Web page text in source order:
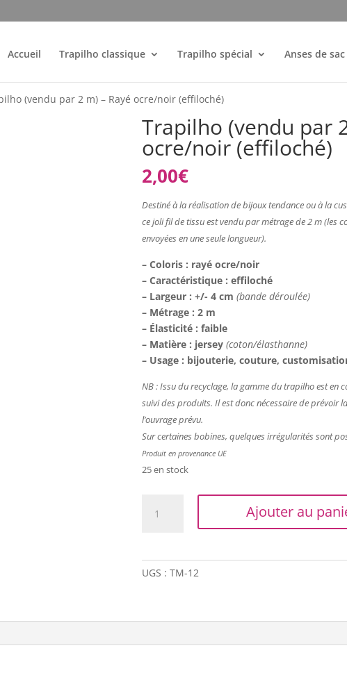
Accueil Trapilho classique Trapilho spécial Anses de sac
(vendu par 2 m) – Rayé ocre/noir (effiloché)
Trapilho (vendu par
ocre/noir (effiloché)
2,00€
Destiné à la réalisation de bijoux tendance ou à la
ce joli fil de tissu est vendu par métrage de 2 m (les
envoyées en une seule longueur).
– Coloris : rayé ocre/noir
– Caractéristique : effiloché
– Largeur : +/- 4 cm (bande déroulée)
– Métrage : 2 m
– Élasticité : faible
– Matière : jersey (coton/élasthanne)
– Usage : bijouterie, couture,
NB : Issu du recyclage, lagamme du trapilho est en
suivi des produits. Il est donc nécessaire de prévoir
l’ouvrage prévu.
Sur certaines bobines, quelques irrégularités sont
Produit en provenance UE
25 en stock
ocre/noir
Ajouter au
UGS : TM-12